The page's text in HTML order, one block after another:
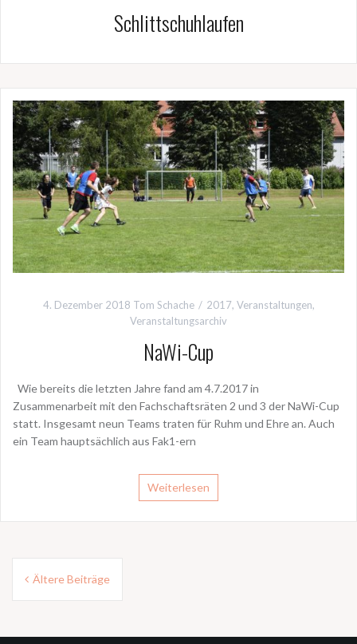
Schlittschuhlaufen
4. Dezember 2018 Tom Schache 2017, Veranstaltungen,
Veranstaltungsarchiv
NaWi-Cup
Wie bereits die letzten Jahre fand am 4.7.2017 in
Zusammenarbeit mit den Fachschaftsräten 2 und 3 der NaWi-Cup
statt. Insgesamt neun Teams traten für Ruhm und Ehre an. Auch
ein Team hauptsächlich aus Fak1-ern
Weiterlesen
Beitragsnavigation
Ältere Beiträge